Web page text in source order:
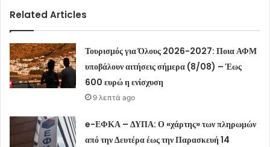
Related Articles
Τουρισμός για Όλους 2026-2027: Ποια ΑΦΜ
υποβάλουν αιτήσεις σήμερα (8/08) – Έως
600 ευρώ η ενίσχυση
9 λεπτά ago
e-ΕΦΚΑ – ΔΥΠΑ: Ο «χάρτης» των πληρωμών
από την Δευτέρα έως την Παρασκευή 14